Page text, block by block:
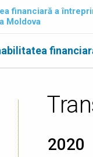
financiară a
Moldova
2020